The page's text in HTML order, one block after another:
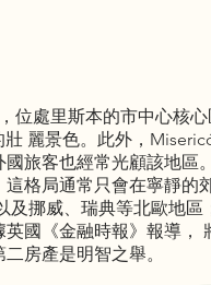
位處里斯本的市中心核
壯 麗景色。此外，
旅客也經常光顧該地區
格局通常只會在寧靜的
及挪威、瑞典等北歐地
國《金融時報》報導，
房產是明智之舉。